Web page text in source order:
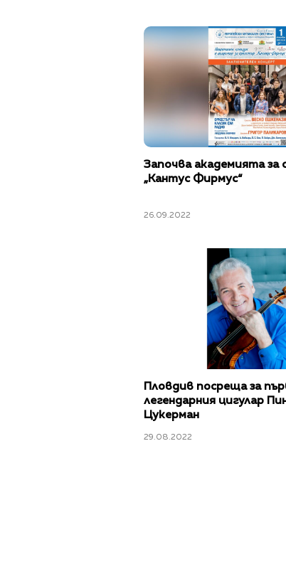
Започва академията за
„Кантус Фирмус“
26.09.2022
Пловдив посреща за
легендарния цигулар
Цукерман
29.08.2022